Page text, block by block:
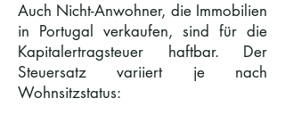
Auch Nicht-Anwohner, die Immobilien
in Portugal verkaufen, sind für die
Kapitalertragsteuer haftbar. Der
Steuersatz variiert je nach
Wohnsitzstatus: